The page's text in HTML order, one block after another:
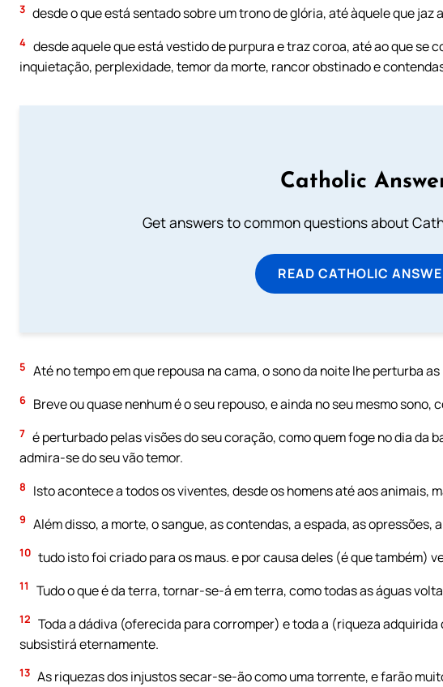
3 desde o que está sentado sobre um trono de glória, até àquele que jaz
4 desde aquele que está vestido de purpura e traz coroa, até ao que se
inquietação, perplexidade, temor da morte, rancor obstinado e
Catholic
Get answers to common questions about
READ CATHOLIC
5 Até no tempo em que repousa na cama, o sono da noite lhe perturba as
6 Breve ou quase nenhum é o seu repouso, e ainda no seu mesmo sono,
7 é perturbado pelas visões do seu coração, como quem foge no dia da
admira-se do seu vão temor.
8 Isto acontece a todos os viventes, desde os homens até aos animais,
9 Além disso, a morte, o sangue, as contendas, a espada, as opressões,
10 tudo isto foi criado para os maus. e por causa deles (é que também)
11 Tudo o que é da terra, tornar-se-á em terra, como todas as águas
12 Toda a dádiva (oferecida para corromper) e toda a (riqueza
subsistirá eternamente.
13 As riquezas dos injustos secar-se-ão como uma torrente, e farão